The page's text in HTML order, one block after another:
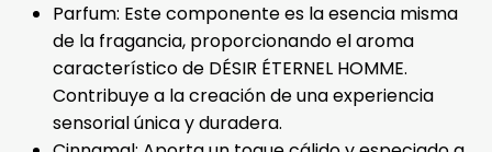
Parfum: Este componente es la esencia misma
de la fragancia, proporcionando el aroma
característico de DÉSIR ÉTERNEL HOMME.
Contribuye a la creación de una experiencia
sensorial única y duradera.